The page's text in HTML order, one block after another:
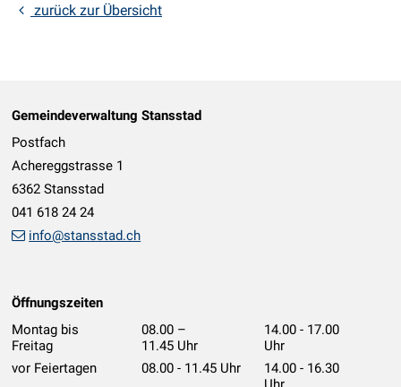
zurück zur Übersicht
Gemeindeverwaltung Stansstad
Postfach
Achereggstrasse 1
6362 Stansstad
041 618 24 24
info@stansstad.ch
Öffnungszeiten
Montag bis
Freitag
08.00 –
11.45 Uhr
14.00 - 17.00
Uhr
vor Feiertagen
08.00 - 11.45 Uhr
14.00 - 16.30